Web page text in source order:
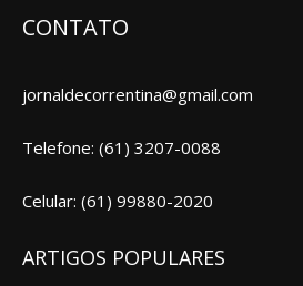
CONTATO
jornaldecorrentina@gmail.com
Telefone: (61) 3207-0088
Celular: (61) 99880-2020
ARTIGOS POPULARES